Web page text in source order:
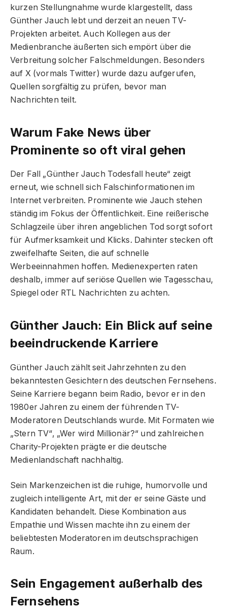
kurzen Stellungnahme wurde klargestellt, dass
Günther Jauch lebt und derzeit an neuen TV-
Projekten arbeitet. Auch Kollegen aus der
Medienbranche äußerten sich empört über die
Verbreitung solcher Falschmeldungen. Besonders
auf X (vormals Twitter) wurde dazu aufgerufen,
Quellen sorgfältig zu prüfen, bevor man
Nachrichten teilt.
Warum Fake News über
Prominente so oft viral gehen
Der Fall „Günther Jauch Todesfall heute“ zeigt
erneut, wie schnell sich Falschinformationen im
Internet verbreiten. Prominente wie Jauch stehen
ständig im Fokus der Öffentlichkeit. Eine reißerische
Schlagzeile über ihren angeblichen Tod sorgt sofort
für Aufmerksamkeit und Klicks. Dahinter stecken oft
zweifelhafte Seiten, die auf schnelle
Werbeeinnahmen hoffen. Medienexperten raten
deshalb, immer auf seriöse Quellen wie Tagesschau,
Spiegel oder RTL Nachrichten zu achten.
Günther Jauch: Ein Blick auf seine
beeindruckende Karriere
Günther Jauch zählt seit Jahrzehnten zu den
bekanntesten Gesichtern des deutschen Fernsehens.
Seine Karriere begann beim Radio, bevor er in den
1980er Jahren zu einem der führenden TV-
Moderatoren Deutschlands wurde. Mit Formaten wie
„Stern TV“, „Wer wird Millionär?“ und zahlreichen
Charity-Projekten prägte er die deutsche
Medienlandschaft nachhaltig.
Sein Markenzeichen ist die ruhige, humorvolle und
zugleich intelligente Art, mit der er seine Gäste und
Kandidaten behandelt. Diese Kombination aus
Empathie und Wissen machte ihn zu einem der
beliebtesten Moderatoren im deutschsprachigen
Raum.
Sein Engagement außerhalb des
Fernsehens